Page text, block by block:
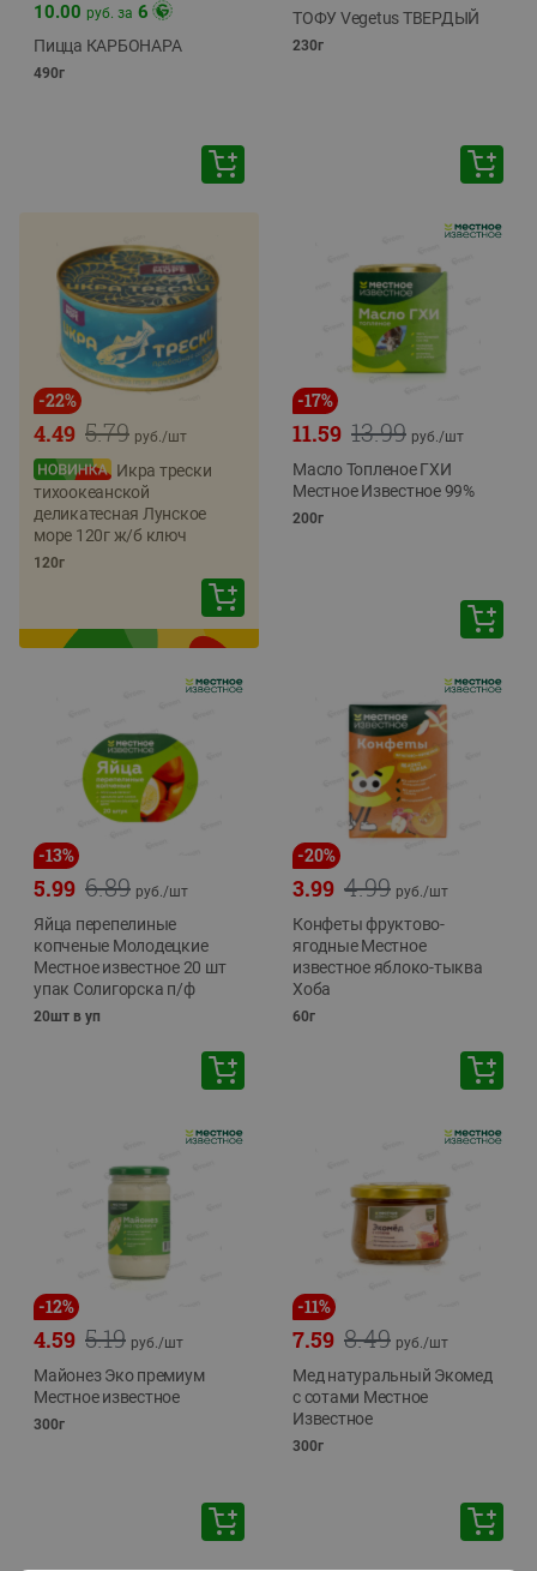
10.00 руб. за 6
Пицца КАРБОНАРА
490г
ТОФУ Vegetus ТВЕРДЫЙ
230г
-22%
5.79
4.49 руб./шт
Икра трески
тихоокеанской
деликатесная Лунское
море 120г ж/б ключ
120г
-17%
13.99
11.59 руб./шт
Масло Топленое ГХИ
Местное Известное 99%
200г
-13%
6.89
5.99 руб./шт
Яйца перепелиные
копченые Молодецкие
Местное известное 20 шт
упак Солигорска п/ф
20шт в уп
-20%
4.99
3.99 руб./шт
Конфеты фруктово-
ягодные Местное
известное яблоко-тыква
Хоба
60г
-12%
5.19
4.59 руб./шт
Майонез Эко премиум
Местное известное
300г
-11%
8.49
7.59 руб./шт
Мед натуральный Экомед
с сотами Местное
Известное
300г